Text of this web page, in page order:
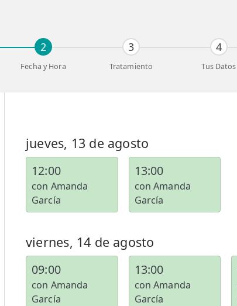
2
Fecha y Hora
3
Tratamiento
4
Tus Datos
jueves, 13 de agosto
12:00
con Amanda
García
13:00
con Amanda
García
viernes, 14 de agosto
09:00
con Amanda
García
13:00
con Amanda
García